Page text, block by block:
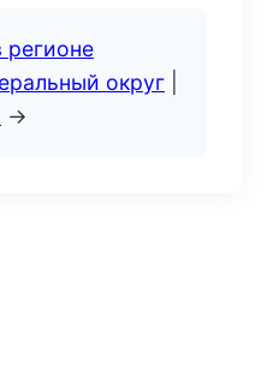
регионе
округ
→